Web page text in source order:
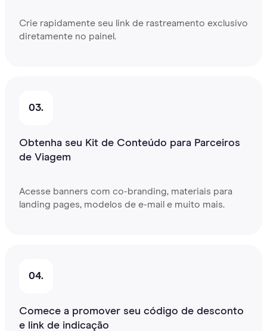
Crie rapidamente seu link de rastreamento exclusivo
diretamente no painel.
03.
Obtenha seu Kit de Conteúdo para Parceiros
de Viagem
Acesse banners com co-branding, materiais para
landing pages, modelos de e-mail e muito mais.
04.
Comece a promover seu código de desconto
e link de indicação